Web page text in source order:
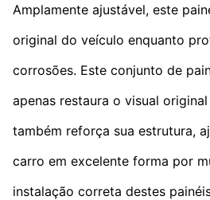
Amplamente ajustável, este
original do veículo enquanto
corrosões. Este conjunto de
apenas restaura o visual
também reforça sua estrutura,
carro em excelente forma por
instalação correta destes